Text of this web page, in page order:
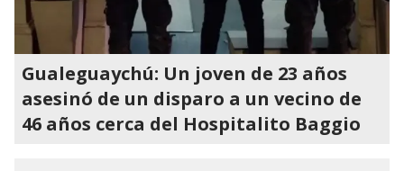
Gualeguaychú: Un joven de 23 años
asesinó de un disparo a un vecino de
46 años cerca del Hospitalito Baggio